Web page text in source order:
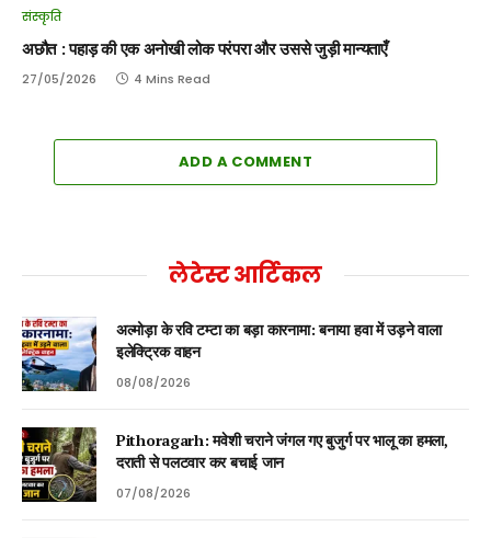
संस्कृति
अछौत : पहाड़ की एक अनोखी लोक परंपरा और उससे जुड़ी मान्यताएँ
27/05/2026 4 Mins Read
ADD A COMMENT
लेटेस्ट आर्टिकल
अल्मोड़ा के रवि टम्टा का बड़ा कारनामा: बनाया हवा में उड़ने वाला
इलेक्ट्रिक वाहन
08/08/2026
Pithoragarh: मवेशी चराने जंगल गए बुजुर्ग पर भालू का हमला,
दराती से पलटवार कर बचाई जान
07/08/2026